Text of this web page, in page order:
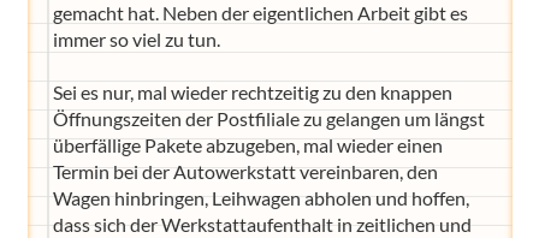
gemacht hat. Neben der eigentlichen Arbeit gibt es
immer so viel zu tun.
Sei es nur, mal wieder rechtzeitig zu den knappen
Öffnungszeiten der Postfiliale zu gelangen um längst
überfällige Pakete abzugeben, mal wieder einen
Termin bei der Autowerkstatt vereinbaren, den
Wagen hinbringen, Leihwagen abholen und hoffen,
dass sich der Werkstattaufenthalt in zeitlichen und